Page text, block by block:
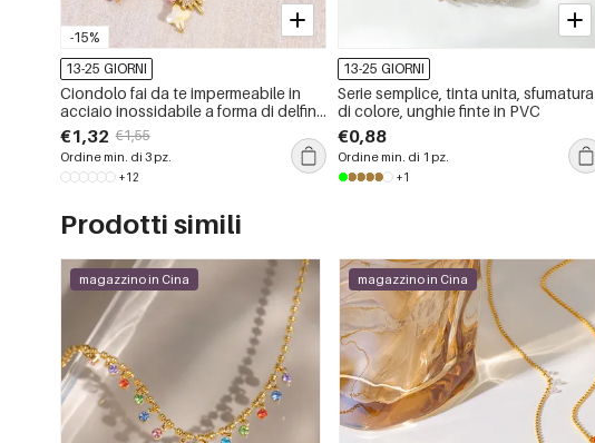
-15%
13-25 GIORNI
Ciondolo fai da te impermeabile in
acciaio inossidabile a forma di delfino
della serie Classic Ocean
€1,32 €1,55
Ordine min. di 3 pz.
+12
13-25 GIORNI
Serie semplice, tinta unita, sfumatura
di colore, unghie finte in PVC
€0,88
Ordine min. di 1 pz.
+1
Prodotti simili
magazzino in Cina magazzino in Cina